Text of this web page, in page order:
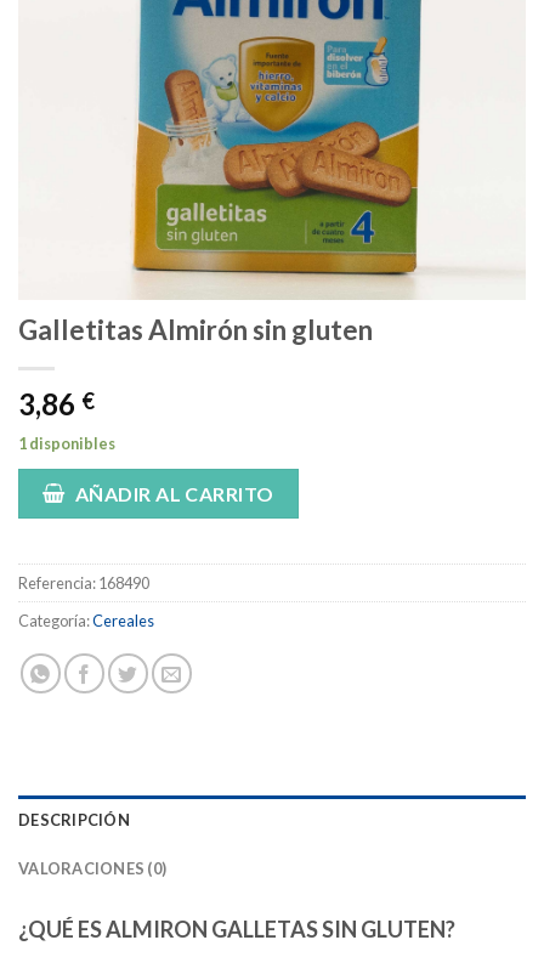
Galletitas Almirón sin gluten
3,86 €
1 disponibles
AÑADIR AL CARRITO
Referencia:168490
Categoría:Cereales
DESCRIPCIÓN
VALORACIONES (0)
¿QUÉ ES ALMIRON GALLETAS SIN GLUTEN?